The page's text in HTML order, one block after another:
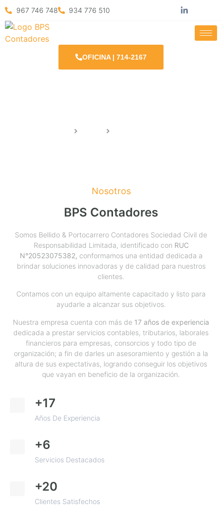
967 746 748 934 776 510
OFICINA | 714-2167
Nosotros
BPS Contadores
Somos Bellido & Portocarrero Contadores Sociedad Civil de
Responsabilidad Limitada, identificado con RUC
N°20523075382, conformamos una entidad dedicada a
brindar soluciones innovadoras y de calidad para nuestros
clientes.
Contamos con un equipo altamente capacitado y listo para
ayudarle a alcanzar sus objetivos.
Nuestra empresa cuenta con más de 17 años de experiencia
dedicada a prestar servicios contables, tributarios, laborales
financieros para empresas, consorcios y todo tipo de
organización; a fin de darles un asesoramiento y gestión a la
altura de sus expectativas, logrando conseguir los objetivos
que vayan en beneficio de la organización.
+17
Años De Experiencia
+6
Servicios Destacados
+20
Clientes Satisfechos